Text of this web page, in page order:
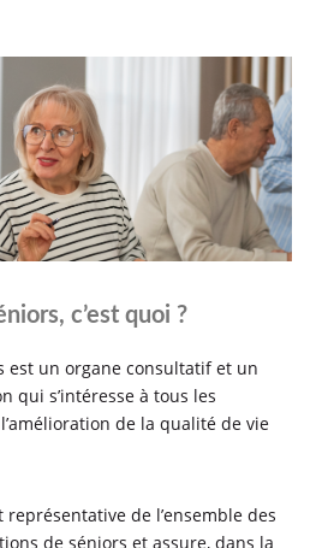
c’est quoi ?
est un organe consultatif et un
qui s’intéresse à tous les
de la qualité de vie
de l’ensemble des
de séniors et assure, dans la